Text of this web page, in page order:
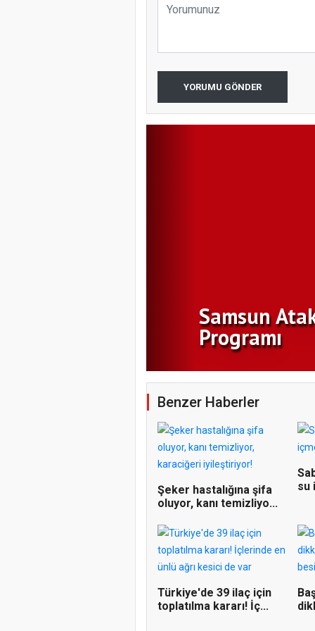
YORUMU GÖNDER
Samsun
Programı
Benzer Haberler
Şeker hastalığına şifa
oluyor, kanı temizliyo...
su
Türkiye'de 39 ilaç için
toplatılma kararı! İç...